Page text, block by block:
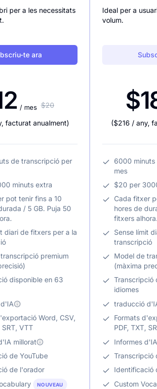
per a les necessitats
te ara
/ mes $20
, facturat anualment)
de transcripció per
minuts extra
pot tenir fins a 10
/ 5 GB. Puja 50
diari de fitxers per a la
premium
disponible en 63
Word, CSV,
SRT, VTT
millorat
de YouTube
de l'orador
NOUVEAU
Ideal per a
volum.
($216 / any,
6000 minuts
mes
$20 per
Cada fitxer
hores de
fitxers alhora.
Sense límit
transcripció
Model de
(màxima
Transcripció
idiomes
traducció
Formats
PDF, TXT,
Informes
Transcripció
Identificació
Custom